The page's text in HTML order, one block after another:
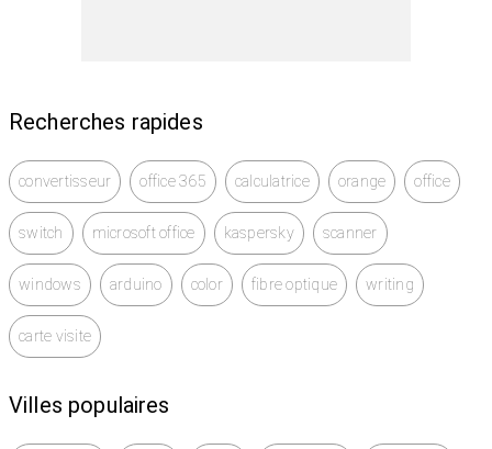
État : 🔥 Neuf, jamais utilisé
⚙️ Compatibilité :
Windows, macOS
PS5, Xbox Series X/S
Smartphones USB-C (Samsung, Xiaomi, etc.)
Recherches rapides
convertisseur office 365 calculatrice orange office
switch microsoft office kaspersky scanner
windows arduino color fibre optique writing
carte visite
Villes populaires